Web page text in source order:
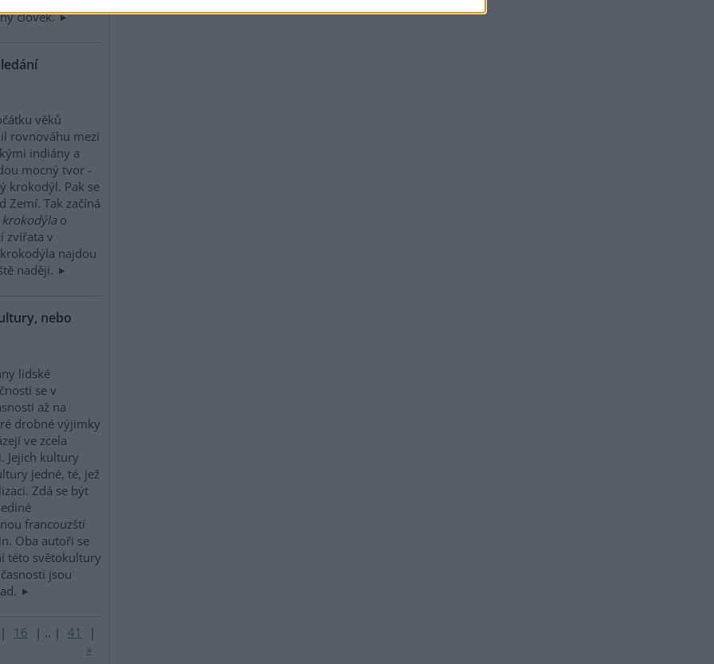
člověk.
věků
rovnováhu mezi
indiány a
mocný tvor -
krokodýl. Pak se
Zemí. Tak začíná
o
zvířata v
najdou
naději.
nebo
lidské
se v
až na
drobné výjimky
ve zcela
Jejich kultury
jedné, té, jež
Zdá se být
francouzští
Oba autoři se
této světokultury
jsou
| 16 | .. | 41
|
»